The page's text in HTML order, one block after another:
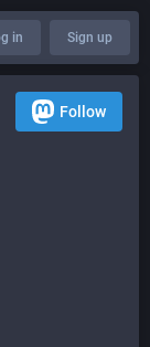
in Sign up
Follow